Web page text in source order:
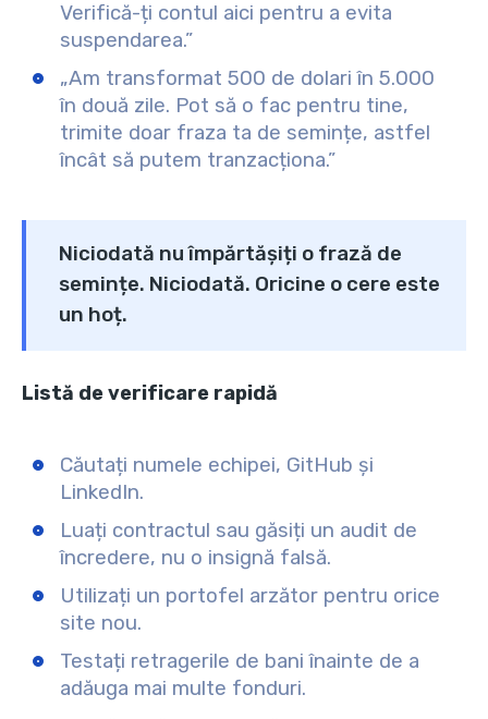
Verifică-ți contul aici pentru a evita
suspendarea.”
„Am transformat 500 de dolari în 5.000
în două zile. Pot să o fac pentru tine,
trimite doar fraza ta de semințe, astfel
încât să putem tranzacționa.”
Niciodată nu împărtășiți o frază de
semințe. Niciodată. Oricine o cere este
un hoț.
Listă de verificare rapidă
Căutați numele echipei, GitHub și
LinkedIn.
Luați contractul sau găsiți un audit de
încredere, nu o insignă falsă.
Utilizați un portofel arzător pentru orice
site nou.
Testați retragerile de bani înainte de a
adăuga mai multe fonduri.